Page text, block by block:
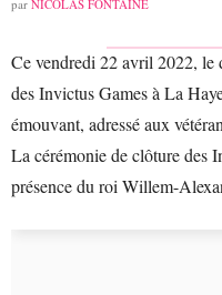
par NICOLAS FONTAINE
Ce vendredi 22 avril 2022, le
des Invictus Games à La
émouvant, adressé aux
La cérémonie de clôture des
présence du roi Willem-